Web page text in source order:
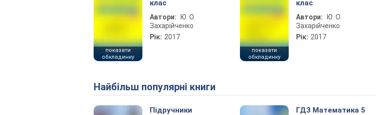
показати
обкладинку
клас
Автори:
Ю. О.
Захарійченко
Рік: 2017
показати
обкладинку
клас
Автори:
Ю. О.
Захарійченко
Рік: 2017
Найбільш популярні книги
Підручники
ГДЗ Математика 5